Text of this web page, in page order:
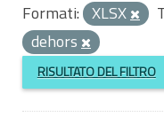
Formati: XLSX
dehors
RISULTATO DEL FILTRO